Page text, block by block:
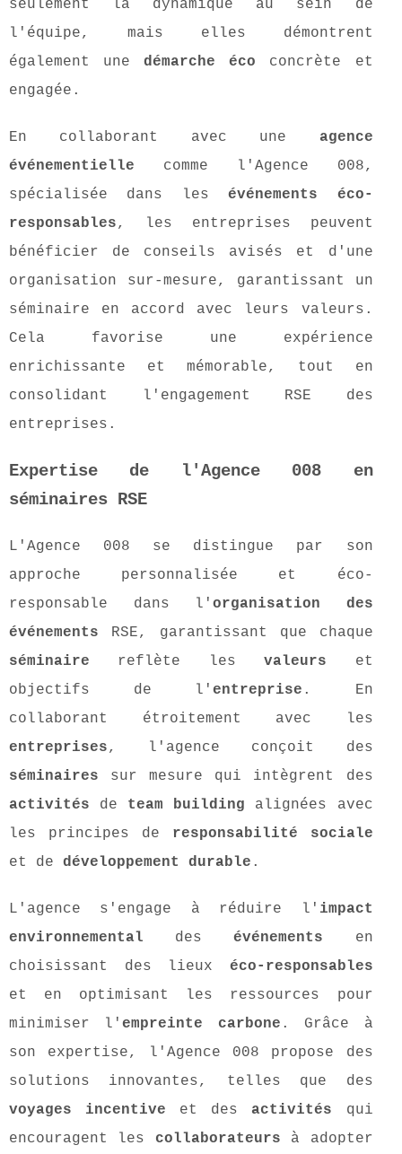
seulement la dynamique au sein de
l'équipe, mais elles démontrent
également unedémarche éco concrète et
engagée.
En collaborant avec une agence
événementielle comme l'Agence 008,
spécialisée dans lesévénements éco-
responsables, les entreprises peuvent
bénéficier de conseils avisés et d'une
organisation sur-mesure, garantissant un
séminaire en accord avec leurs valeurs.
Cela favorise une expérience
enrichissante et mémorable, tout en
consolidant l'engagement RSE des
entreprises.
Expertise de l'Agence 008 en
séminaires RSE
L'Agence 008 se distingue par son
approche personnalisée et éco-
responsable dans l'organisation des
événements RSE, garantissant que chaque
séminaire reflète lesvaleurs et
objectifs de l'entreprise . En
collaborant étroitement avec les
entreprises, l'agence conçoit des
séminaires sur mesure qui intègrent des
activités de team building alignées avec
les principes de responsabilité sociale
et de développement durable .
L'agence s'engage à réduire l' impact
environnemental desévénements en
choisissant des lieux éco-responsables
et en optimisant les ressources pour
minimiser l'empreinte carbone . Grâce à
son expertise, l'Agence 008 propose des
solutions innovantes, telles que des
voyages incentive et des activités qui
encouragent les collaborateurs à adopter